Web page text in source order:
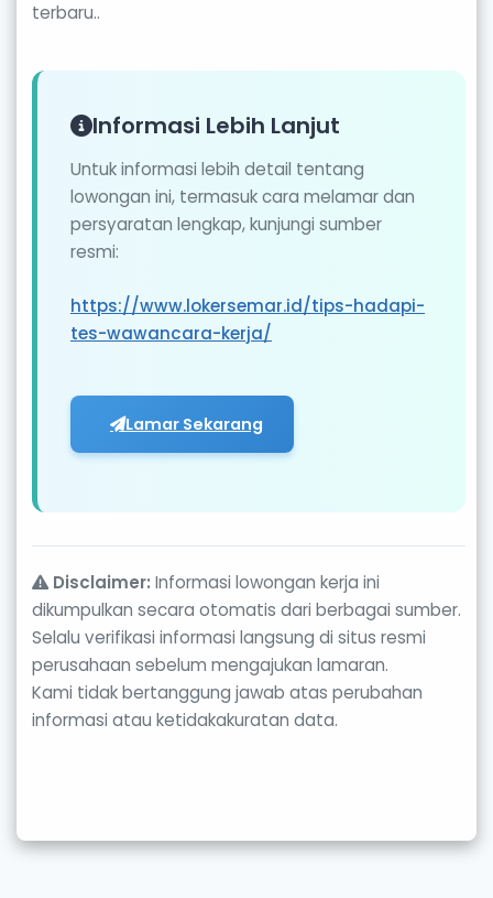
terbaru..
Informasi Lebih Lanjut
Untuk informasi lebih detail tentang
lowongan ini, termasuk cara melamar dan
persyaratan lengkap, kunjungi sumber
resmi:
https://www.lokersemar.id/tips-hadapi-
tes-wawancara-kerja/
Lamar Sekarang
Disclaimer: Informasi lowongan kerja ini
dikumpulkan secara otomatis dari berbagai sumber.
Selalu verifikasi informasi langsung di situs resmi
perusahaan sebelum mengajukan lamaran.
Kami tidak bertanggung jawab atas perubahan
informasi atau ketidakakuratan data.